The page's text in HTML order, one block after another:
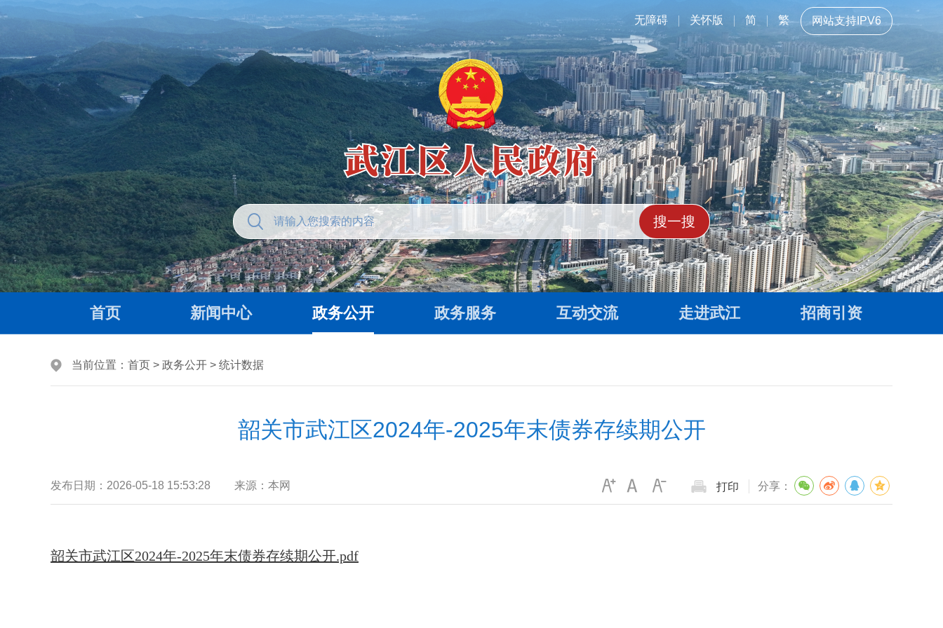
无障碍 关怀版 简 繁 网站支持IPV6
首页 新闻中心 政务公开 政务服务 互动交流 走进武江 招商引资
当前位置： 首页 > 政务公开 > 统计数据
韶关市武江区2024年-2025年末债券存续期公开
发布日期： 2026-05-18 15:53:28 来源： 本网 打印 分享：
韶关市武江区2024年-2025年末债券存续期公开.pdf